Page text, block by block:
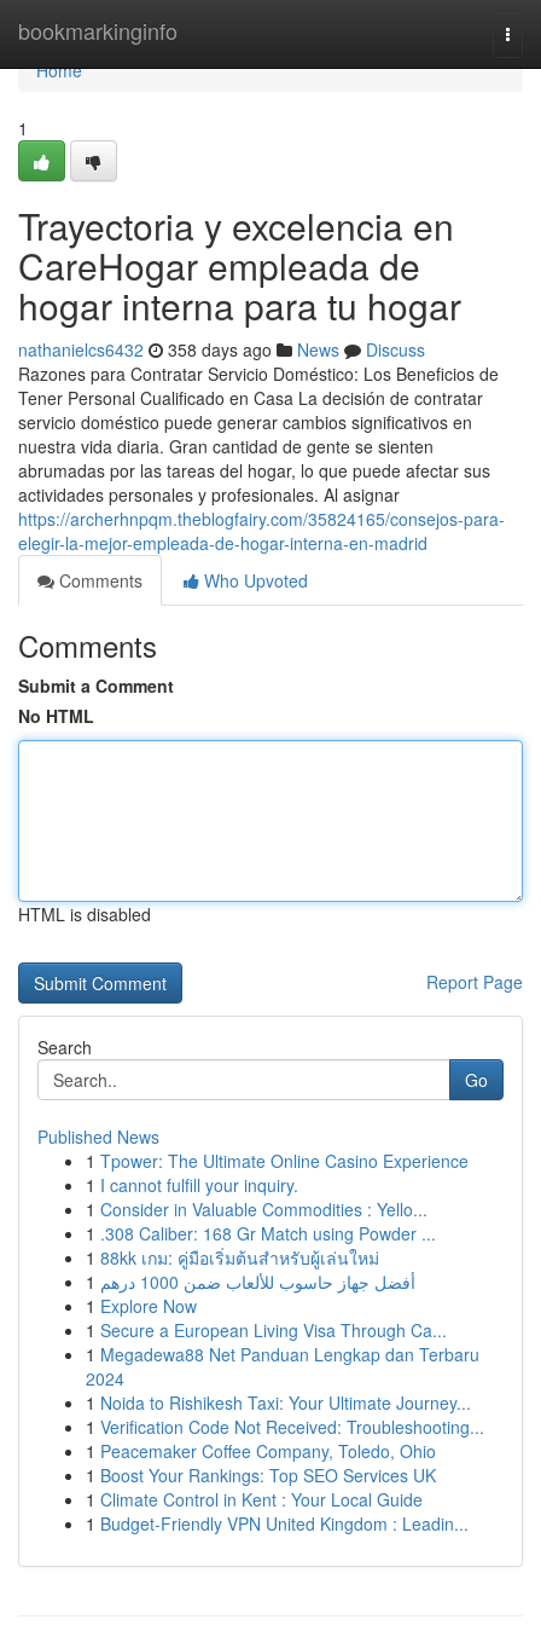
bookmarkinginfo
Home
Home
1
Trayectoria y excelencia en
CareHogar empleada de
hogar interna para tu hogar
nathanielcs6432 358 days ago News
Discuss
Razones para Contratar Servicio Doméstico: Los Beneficios de
Tener Personal Cualificado en Casa La decisión de contratar
servicio doméstico puede generar cambios significativos en
nuestra vida diaria. Gran cantidad de gente se sienten
abrumadas por las tareas del hogar, lo que puede afectar sus
actividades personales y profesionales. Al asignar
https://archerhnpqm.theblogfairy.com/35824165/consejos-para-
elegir-la-mejor-empleada-de-hogar-interna-en-madrid
Comments
Who Upvoted
Comments
Submit a Comment
No HTML
HTML is disabled
Report Page
Search
Go
Published News
1 Tpower: The Ultimate Online Casino Experience
1 I cannot fulfill your inquiry.
1 Consider in Valuable Commodities : Yello...
1 .308 Caliber: 168 Gr Match using Powder ...
1 88kk เกม: คู่มือเริ่มต้นสำหรับผู้เล่นใหม่
1
أفضل جهاز حاسوب للألعاب ضمن 1000 درهم
1 Explore Now
1 Secure a European Living Visa Through Ca...
1 Megadewa88 Net Panduan Lengkap dan Terbaru
2024
1 Noida to Rishikesh Taxi: Your Ultimate Journey...
1 Verification Code Not Received: Troubleshooting...
1 Peacemaker Coffee Company, Toledo, Ohio
1 Boost Your Rankings: Top SEO Services UK
1 Climate Control in Kent : Your Local Guide
1 Budget-Friendly VPN United Kingdom : Leadin...